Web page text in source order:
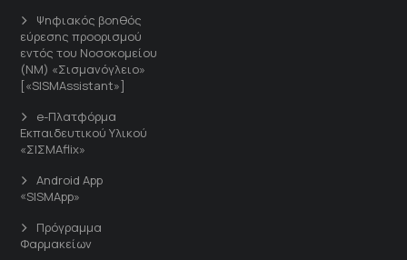
Ψηφιακός βοηθός
εύρεσης προορισμού
εντός του Νοσοκομείου
(ΝΜ) «Σισμανόγλειο»
[«SISMAssistant»]
e-Πλατφόρμα
Εκπαιδευτικού Υλικού
«ΣΙΣΜΑflix»
Android App
«SISMApp»
Πρόγραμμα
Φαρμακείων